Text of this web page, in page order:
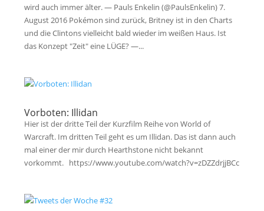
wird auch immer älter. — Pauls Enkelin (@PaulsEnkelin) 7.
August 2016 Pokémon sind zurück, Britney ist in den Charts
und die Clintons vielleicht bald wieder im weißen Haus. Ist
das Konzept "Zeit" eine LÜGE? —...
Vorboten: Illidan
Hier ist der dritte Teil der Kurzfilm Reihe von World of
Warcraft. Im dritten Teil geht es um Illidan. Das ist dann auch
mal einer der mir durch Hearthstone nicht bekannt
vorkommt. https://www.youtube.com/watch?v=zDZZdrjjBCc